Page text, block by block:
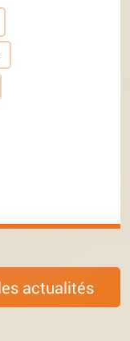
actualités